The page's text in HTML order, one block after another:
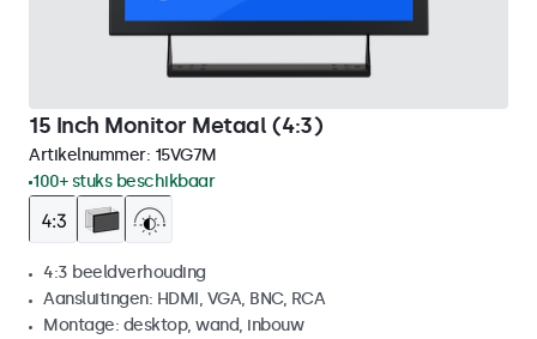
15 Inch Monitor Metaal (4:3)
Artikelnummer: 15VG7M
100+ stuks beschikbaar
4:3 beeldverhouding
Aansluitingen: HDMI, VGA, BNC, RCA
Montage: desktop, wand, inbouw